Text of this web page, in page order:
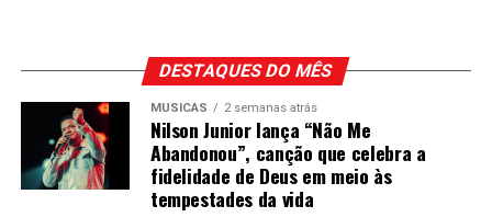
DESTAQUES DO MÊS
MÚSICAS 2 semanas atrás
Nilson Junior lança “Não Me
Abandonou”, canção que celebra a
fidelidade de Deus em meio às
tempestades da vida